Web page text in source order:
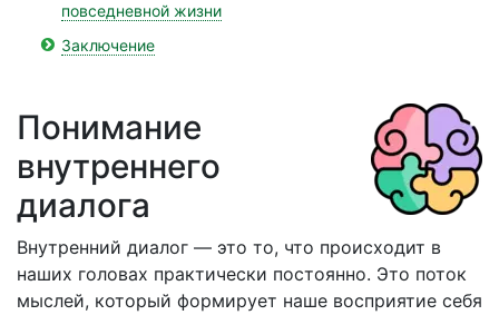
повседневной жизни
Заключение
Понимание
внутреннего
диалога
Внутренний диалог — это то, что происходит в
наших головах практически постоянно. Это поток
мыслей, который формирует наше восприятие себя